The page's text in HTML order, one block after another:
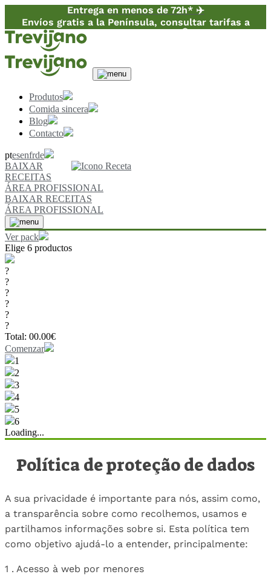
Entrega en menos de 72h* ✈️
Envíos gratis a la Península, consultar tarifas a
Canarias y Baleares 📦
Produtos
Comida sincera
Blog
Contacto
ptesenfrde
BAIXAR
RECEITAS
ÁREA PROFISSIONAL
BAIXAR RECEITAS
ÁREA PROFISSIONAL
Ver pack
Elige 6 productos
?
?
?
?
?
?
Total: 00.00€
Comenzar
1
2
3
4
5
6
Loading...
Política de proteção de dados
A sua privacidade é importante para nós, assim como,
a transparência sobre como recolhemos, usamos e
partilhamos informações sobre si. Esta política tem
como objetivo ajudá-lo a entender, principalmente:
1 . Acesso à web por menores